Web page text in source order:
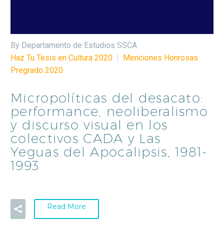
By Departamento de Estudios SSCA
Haz Tu Tesis en Cultura 2020
Menciones Honrosas
Pregrado 2020
Micropolíticas del desacato:
performance, neoliberalismo
y discurso visual en los
colectivos CADA y Las
Yeguas del Apocalipsis, 1981-
1993
Read More